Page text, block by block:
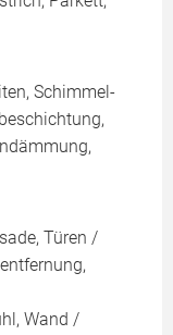
Schimmel-
Türen /
Wand /